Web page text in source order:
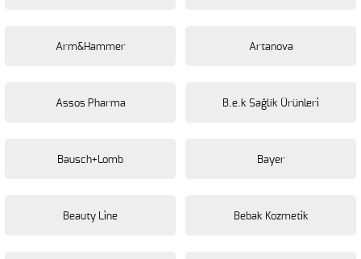
Arm&Hammer Artanova
Assos Pharma B.e.k Sağlik Ürünleri̇
Bausch+Lomb Bayer
Beauty Li̇ne Bebak Kozmeti̇k